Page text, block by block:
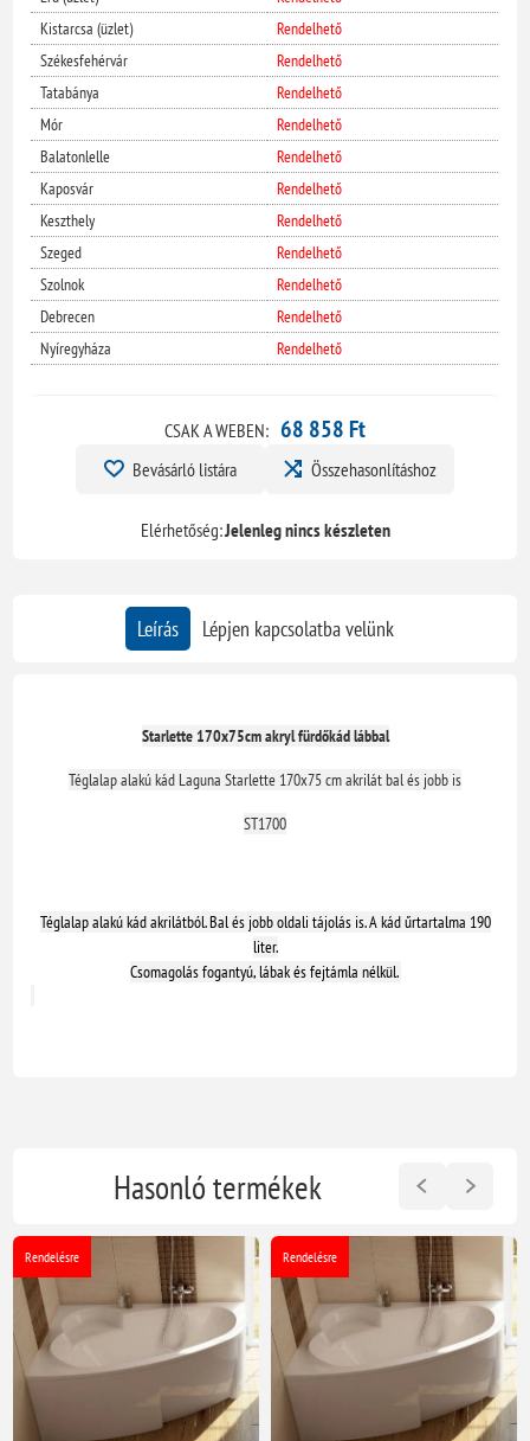
Kistarcsa (üzlet)
Rendelhető
Székesfehérvár
Rendelhető
Tatabánya
Rendelhető
Mór
Rendelhető
Balatonlelle
Rendelhető
Kaposvár
Rendelhető
Keszthely
Rendelhető
Szeged
Rendelhető
Szolnok
Rendelhető
Debrecen
Rendelhető
Nyíregyháza
Rendelhető
CSAK A WEBEN: 68 858 Ft
Bevásárló listára Összehasonlításhoz
Elérhetőség:Jelenleg nincs készleten
Leírás Lépjen kapcsolatba velünk
Starlette 170x75cm akryl fürdőkád lábbal
Téglalap alakú kád Laguna Starlette 170x75 cm akrilát bal és jobb is
ST1700
Téglalap alakú kád akrilátból. Bal és jobb oldali tájolás is. A kád űrtartalma 190
liter.
Csomagolás fogantyú, lábak és fejtámla nélkül.
Hasonló termékek
Rendelésre Rendelésre